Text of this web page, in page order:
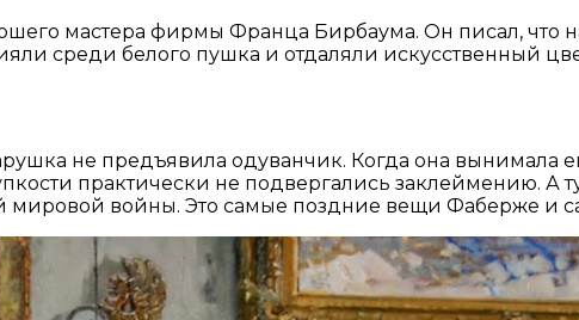
мастера фирмы Франца Бирбаума. Он писал, что
среди белого пушка и отдаляли искусственный
не предъявила одуванчик. Когда она вынимала
практически не подвергались заклеймению. А
мировой войны. Это самые поздние вещи Фаберже и